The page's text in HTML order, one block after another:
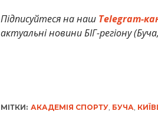
Підписуйтеся на наш Telegram-
актуальні новини БІГ-регіону
МІТКИ: АКАДЕМІЯ СПОРТУ, БУЧА